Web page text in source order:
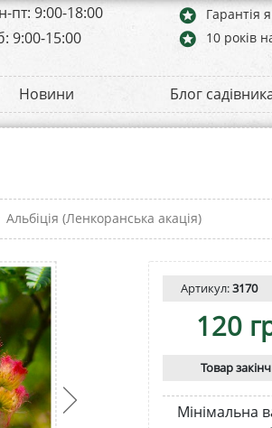
пт: 9:00-18:00
9:00-15:00
stars Гарантія
stars 10 років
Новини Блог
Альбіція (Ленкоранська акація)
Артикул:3170
120
Товар
Мінімальна